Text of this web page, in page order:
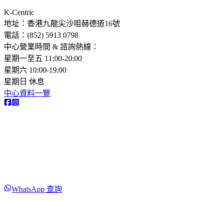
K-Centric
地址：香港九龍尖沙咀赫德道16號
電話：(852) 5913 0798​
中心營業時間 & 諮詢熱線：
星期一至五 11:00-20:00
星期六 10:00-19:00
星期日 休息
中心資料一覽
WhatsApp 查詢